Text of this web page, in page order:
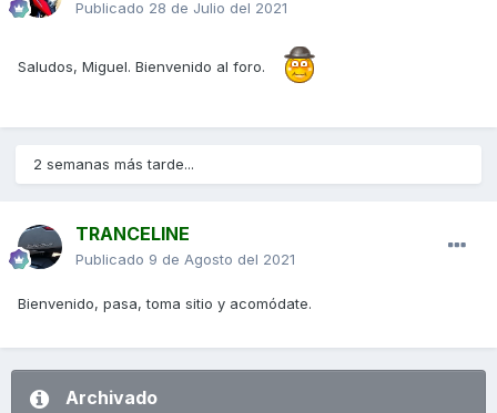
Publicado 28 de Julio del 2021
Saludos, Miguel. Bienvenido al foro.
2 semanas más tarde...
TRANCELINE
Publicado 9 de Agosto del 2021
Bienvenido, pasa, toma sitio y acomódate.
Archivado